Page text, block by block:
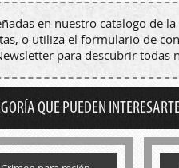
en nuestro catalogo de
o utiliza el formulario de
para descubrir todas
QUE PUEDEN